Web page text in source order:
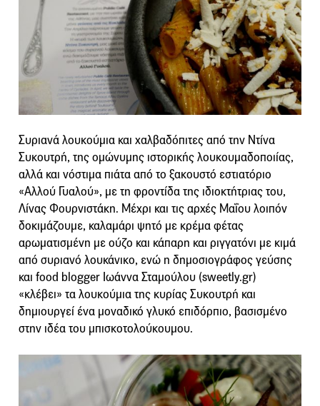
Συριανά λουκούμια και χαλβαδόπιτες από την Ντίνα
Συκουτρή, της ομώνυμης ιστορικής λουκουμαδοποιίας,
αλλά και νόστιμα πιάτα από το ξακουστό εστιατόριο
«Αλλού Γυαλού», με τη φροντίδα της ιδιοκτήτριας του,
Λίνας Φουρνιστάκη. Μέχρι και τις αρχές Μαΐου λοιπόν
δοκιμάζουμε, καλαμάρι ψητό με κρέμα φέτας
αρωματισμένη με ούζο και κάπαρη και ριγγατόνι με κιμά
από συριανό λουκάνικo, ενώ η δημοσιογράφος γεύσης
και food blogger Ιωάννα Σταμούλου (sweetly.gr)
«κλέβει» τα λουκούμια της κυρίας Συκουτρή και
δημιουργεί ένα μοναδικό γλυκό επιδόρπιο, βασισμένο
στην ιδέα του μπισκοτολούκουμου.